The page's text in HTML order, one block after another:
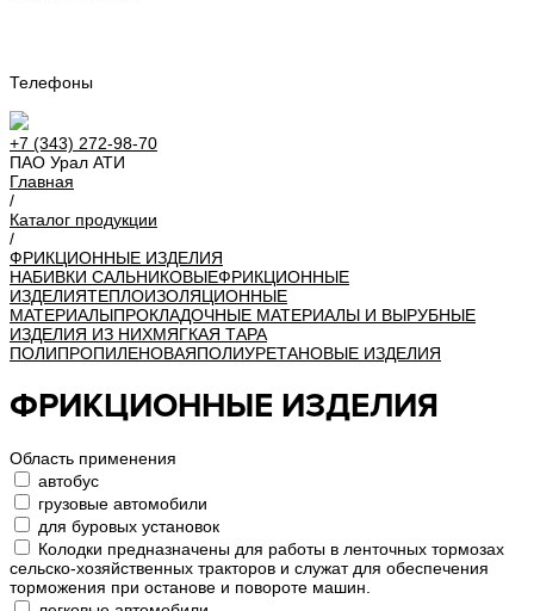
Телефоны
+7 (343) 272-98-70
ПАО Урал АТИ
Главная
/
Каталог продукции
/
ФРИКЦИОННЫЕ ИЗДЕЛИЯ
НАБИВКИ САЛЬНИКОВЫЕФРИКЦИОННЫЕ
ИЗДЕЛИЯТЕПЛОИЗОЛЯЦИОННЫЕ
МАТЕРИАЛЫПРОКЛАДОЧНЫЕ МАТЕРИАЛЫ И ВЫРУБНЫЕ
ИЗДЕЛИЯ ИЗ НИХМЯГКАЯ ТАРА
ПОЛИПРОПИЛЕНОВАЯПОЛИУРЕТАНОВЫЕ ИЗДЕЛИЯ
ФРИКЦИОННЫЕ ИЗДЕЛИЯ
Область применения
автобус
грузовые автомобили
для буровых установок
Колодки предназначены для работы в ленточных тормозах
сельско-хозяйственных тракторов и служат для обеспечения
торможения при останове и повороте машин.